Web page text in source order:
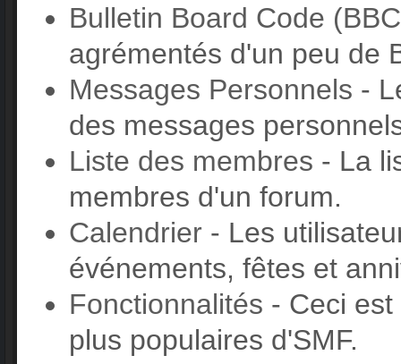
Bulletin Board Code
agrémentés d'un peu de
Messages Personnels -
des messages
Liste des membres - La
membres d'un forum.
Calendrier - Les
événements, fêtes et
Fonctionnalités - Ceci
plus populaires d'SMF.